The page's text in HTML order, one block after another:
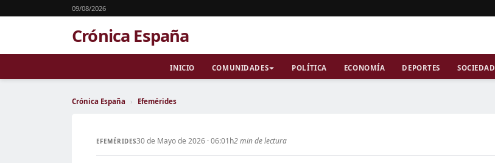
09/08/2026
Crónica España
INICIO COMUNIDADES POLÍTICA ECONOMÍA DEPORTES SOCIEDAD
Crónica España › Efemérides
EFEMÉRIDES30 de Mayo de 2026 · 06:01h2 min de lectura